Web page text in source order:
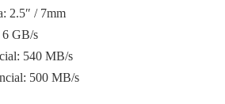
2.5″ / 7mm
GB/s
540 MB/s
500 MB/s